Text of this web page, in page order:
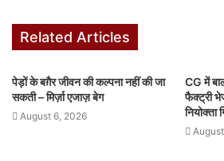
F
a
c
W
h
at
X Li
M T
u
m
Related Articles
पेड़ों के बग़ैर जीवन की कल्पना नहीं की जा
सकती – मिर्ज़ा एजाज़ बेग
August 6, 2026
CG में
फैक्ट्री
नियोक्ता